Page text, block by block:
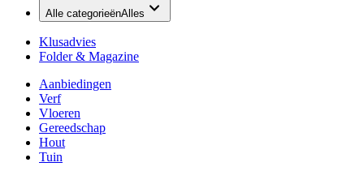
Alle categorieënAlles
Klusadvies
Folder & Magazine
Aanbiedingen
Verf
Vloeren
Gereedschap
Hout
Tuin